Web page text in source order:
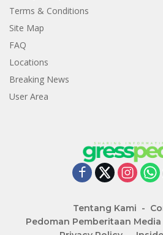
Terms & Conditions
Site Map
FAQ
Locations
Breaking News
User Area
Tentang Kami
Pedoman Pemberitaan Media